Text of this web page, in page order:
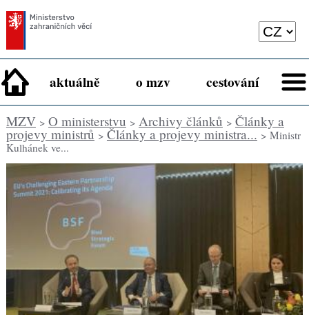
aktuálně o mzv cestování
MZV> O ministerstvu > Archivy článků > Články a
projevy ministrů > Články a projevy ministra... > Ministr
Kulhánek ve...